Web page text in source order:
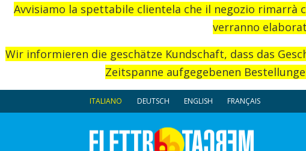
Avvisiamo la spettabile clientela che il negozio rimarrà
verranno
Wir informieren die geschätze Kundschaft, dass das
Zeitspanne aufgegebenen
ITALIANO DEUTSCH ENGLISH FRANÇAIS